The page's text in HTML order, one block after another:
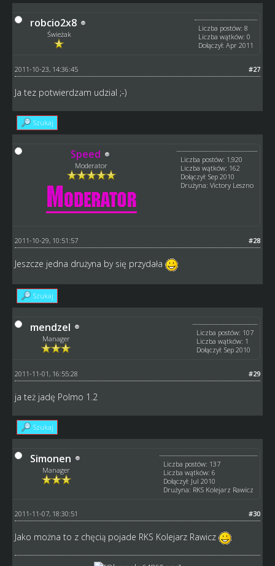
robcio2x8
Świeżak
Liczba postów: 8
Liczba wątków: 0
Dołączył: Apr 2011
#27
2011-10-23, 14:36:45
Ja tez potwierdzam udzial ;-)
Szukaj
Speed
Moderator
Liczba postów: 1,920
Liczba wątków: 162
Dołączył: Sep 2010
Drużyna: Victory Leszno
#28
2011-10-29, 10:51:57
Jeszcze jedna drużyna by się przydała
Szukaj
mendzel
Manager
Liczba postów: 107
Liczba wątków: 1
Dołączył: Sep 2010
#29
2011-11-01, 16:55:28
ja też jadę Polmo 1.2
Szukaj
Simonen
Manager
Liczba postów: 137
Liczba wątków: 6
Dołączył: Jul 2010
Drużyna: RKS Kolejarz Rawicz
#30
2011-11-07, 18:30:51
Jako można to z chęcią pojade RKS Kolejarz Rawicz